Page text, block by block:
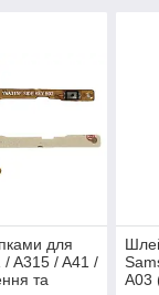
для
A315 / A41 /
та
A03